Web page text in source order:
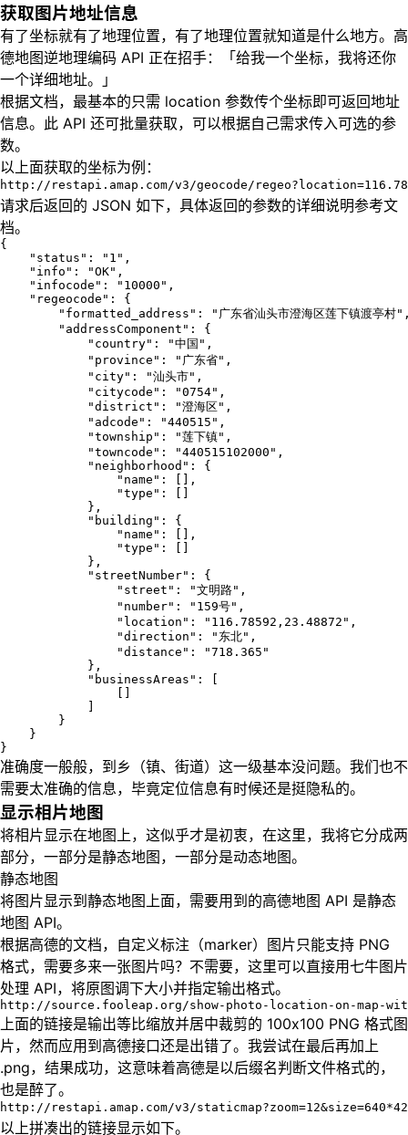
获取图片地址信息
有了坐标就有了地理位置，有了地理位置就知道是什么地方。高
德地图逆地理编码 API 正在招手：「给我一个坐标，我将还你
一个详细地址。」
根据文档，最基本的只需 location 参数传个坐标即可返回地址
信息。此 API 还可批量获取，可以根据自己需求传入可选的参
数。
以上面获取的坐标为例：
http://restapi.amap.com/v3/geocode/
请求后返回的 JSON 如下，具体返回的参数的详细说明参考文
档。
{
    "status": "1",
    "info": "OK",
    "infocode": "10000",
    "regeocode": {
"formatted_address": "广东省汕头市澄海区莲下镇渡亭村
        "addressComponent": {
            "country": "中国",
            "province": "广东省",
            "city": "汕头市",
            "citycode": "0754",
            "district": "澄海区",
            "adcode": "440515",
            "township": "莲下镇",
            "towncode": "440515102000",
            "neighborhood": {
                "name": [],
                "type": []
            },
            "building": {
                "name": [],
                "type": []
            },
            "streetNumber": {
                "street": "文明路",
                "number": "159号",
                "location": "116.78592,23.48872",
                "direction": "东北",
                "distance": "718.365"
            },
            "businessAreas": [
        }
    }
}
准确度一般般，到乡（镇、街道）这一级基本没问题。我们也不
需要太准确的信息，毕竟定位信息有时候还是挺隐私的。
显示相片地图
将相片显示在地图上，这似乎才是初衷，在这里，我将它分成两
部分，一部分是静态地图，一部分是动态地图。
静态地图
将图片显示到静态地图上面，需要用到的高德地图 API 是静态
地图 API。
根据高德的文档，自定义标注（marker）图片只能支持 PNG
格式，需要多来一张图片吗？不需要，这里可以直接用七牛图片
处理 API，将原图调下大小并指定输出格式。
http://source.fooleap.org/show-photo-location-on-map-
上面的链接是输出等比缩放并居中裁剪的 100x100 PNG 格式图
片，然而应用到高德接口还是出错了。我尝试在最后再加上
.png，结果成功，这意味着高德是以后缀名判断文件格式的，
也是醉了。
http://restapi.amap.com/v3/
以上拼凑出的链接显示如下。